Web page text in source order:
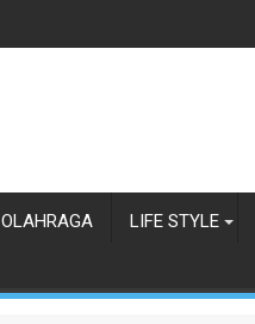
OLAHRAGA LIFE STYLE